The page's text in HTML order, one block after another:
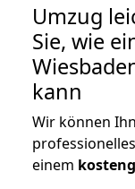
Umzug
Sie, wie
kann
Wir können
einem